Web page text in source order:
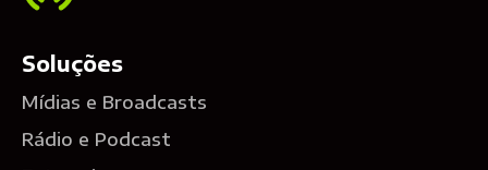
Soluções
Mídias e Broadcasts
Rádio e Podcast